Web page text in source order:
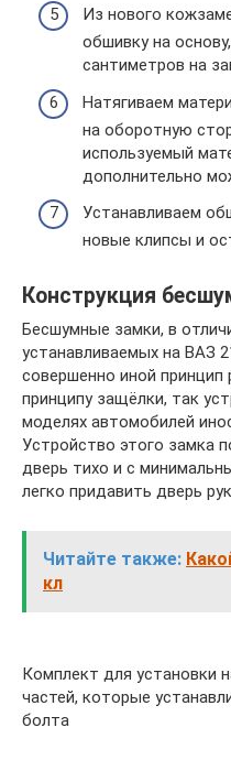
Из нового
обшивку на
сантиметров на
Натягиваем
на оборотную
используемый
дополнительно
Устанавливаем
новые клипсы и
Конструкция
Бесшумные замки, в
устанавливаемых на ВАЗ
совершенно иной
принципу защёлки, так
моделях автомобилей
Устройство этого замка
дверь тихо и с
легко придавить дверь
Читайте также:
кл
Комплект для установки
частей, которые
болта